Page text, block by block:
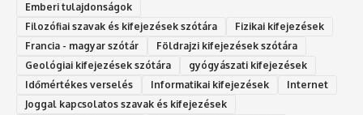
Emberi tulajdonságok
Filozófiai szavak és kifejezések szótára
Fizikai kifejezések
Francia - magyar szótár
Földrajzi kifejezések szótára
Geológiai kifejezések szótára
gyógyászati kifejezések
Időmértékes verselés
Informatikai kifejezések
Internet
Joggal kapcsolatos szavak és kifejezések